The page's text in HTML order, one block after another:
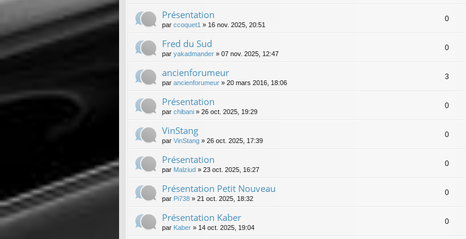
Présentation
par ccoquet1 » 16 nov. 2025, 20:51
0
Fred du Sud
par yakadmander » 07 nov. 2025, 12:47
0
ancienforumeur
par ancienforumeur » 20 mars 2016, 18:06
3
Présentation
par chibani » 26 oct. 2025, 19:29
0
VinStang
par VinStang » 26 oct. 2025, 17:39
0
Présentation
par Malziud » 23 oct. 2025, 16:27
0
Présentation Petit Nouveau
par Pi738 » 21 oct. 2025, 18:32
0
Présentation Kaber
par Kaber » 14 oct. 2025, 19:04
0